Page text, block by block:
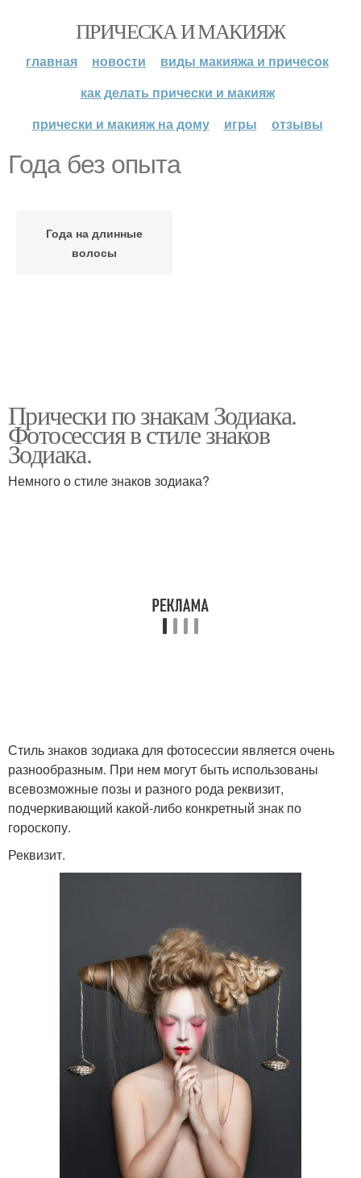
ПРИЧЕСКА И МАКИЯЖ
главная новости
виды макияжа и причесок
как делать прически и макияж
прически и макияж на дому
игры отзывы
Года без опыта
Года на длинные
волосы
Прически по знакам Зодиака.
Фотосессия в стиле знаков
Зодиака.
Немного о стиле знаков зодиака?
Стиль знаков зодиака для фотосессии является очень
разнообразным. При нем могут быть использованы
всевозможные позы и разного рода реквизит,
подчеркивающий какой-либо конкретный знак по
гороскопу.
Реквизит.